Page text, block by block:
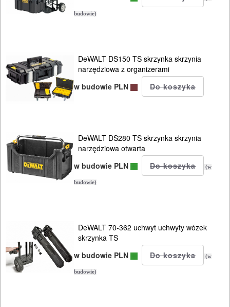
ELEKTRONARZĘDZIA
budowie)
DeWALT DS150 TS skrzynka skrzynia
narzędziowa z organizerami
w budowie PLN
DeWALT DS280 TS skrzynka skrzynia
narzędziowa otwarta
w budowie PLN
(w
budowie)
DeWALT 70-362 uchwyt uchwyty wózek
skrzynka TS
w budowie PLN
(w
budowie)